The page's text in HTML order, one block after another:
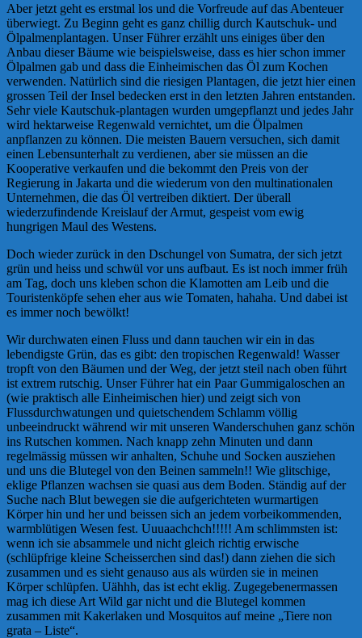
Aber jetzt geht es erstmal los und die Vorfreude auf das Abenteuer
überwiegt. Zu Beginn geht es ganz chillig durch Kautschuk- und
Ölpalmenplantagen. Unser Führer erzählt uns einiges über den
Anbau dieser Bäume wie beispielsweise, dass es hier schon immer
Ölpalmen gab und dass die Einheimischen das Öl zum Kochen
verwenden. Natürlich sind die riesigen Plantagen, die jetzt hier einen
grossen Teil der Insel bedecken erst in den letzten Jahren entstanden.
Sehr viele Kautschuk-plantagen wurden umgepflanzt und jedes Jahr
wird hektarweise Regenwald vernichtet, um die Ölpalmen
anpflanzen zu können. Die meisten Bauern versuchen, sich damit
einen Lebensunterhalt zu verdienen, aber sie müssen an die
Kooperative verkaufen und die bekommt den Preis von der
Regierung in Jakarta und die wiederum von den multinationalen
Unternehmen, die das Öl vertreiben diktiert. Der überall
wiederzufindende Kreislauf der Armut, gespeist vom ewig
hungrigen Maul des Westens.
Doch wieder zurück in den Dschungel von Sumatra, der sich jetzt
grün und heiss und schwül vor uns aufbaut. Es ist noch immer früh
am Tag, doch uns kleben schon die Klamotten am Leib und die
Touristenköpfe sehen eher aus wie Tomaten, hahaha. Und dabei ist
es immer noch bewölkt!
Wir durchwaten einen Fluss und dann tauchen wir ein in das
lebendigste Grün, das es gibt: den tropischen Regenwald! Wasser
tropft von den Bäumen und der Weg, der jetzt steil nach oben führt
ist extrem rutschig. Unser Führer hat ein Paar Gummigaloschen an
(wie praktisch alle Einheimischen hier) und zeigt sich von
Flussdurchwatungen und quietschendem Schlamm völlig
unbeeindruckt während wir mit unseren Wanderschuhen ganz schön
ins Rutschen kommen. Nach knapp zehn Minuten und dann
regelmässig müssen wir anhalten, Schuhe und Socken ausziehen
und uns die Blutegel von den Beinen sammeln!! Wie glitschige,
eklige Pflanzen wachsen sie quasi aus dem Boden. Ständig auf der
Suche nach Blut bewegen sie die aufgerichteten wurmartigen
Körper hin und her und beissen sich an jedem vorbeikommenden,
warmblütigen Wesen fest. Uuuaachchch!!!!! Am schlimmsten ist:
wenn ich sie absammele und nicht gleich richtig erwische
(schlüpfrige kleine Scheisserchen sind das!) dann ziehen die sich
zusammen und es sieht genauso aus als würden sie in meinen
Körper schlüpfen. Uähhh, das ist echt eklig. Zugegebenermassen
mag ich diese Art Wild gar nicht und die Blutegel kommen
zusammen mit Kakerlaken und Mosquitos auf meine „Tiere non
grata – Liste“.